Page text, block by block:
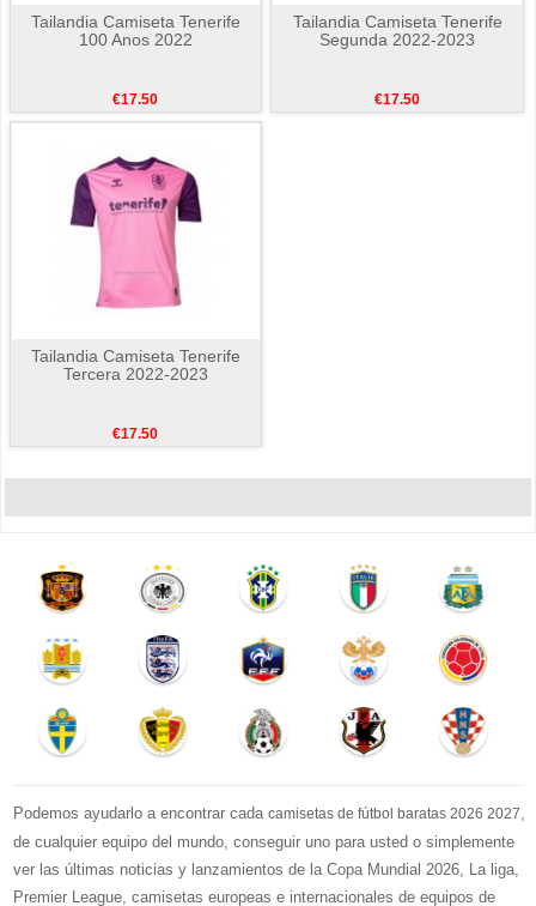
Tailandia Camiseta Tenerife
100 Anos 2022
€17.50
Tailandia Camiseta Tenerife
Segunda 2022-2023
€17.50
Tailandia Camiseta Tenerife
Tercera 2022-2023
€17.50
Podemos ayudarlo a encontrar cada camisetas de fútbol baratas 2026 2027,
de cualquier equipo del mundo, conseguir uno para usted o simplemente
ver las últimas noticias y lanzamientos de la Copa Mundial 2026, La liga,
Premier League, camisetas europeas e internacionales de equipos de